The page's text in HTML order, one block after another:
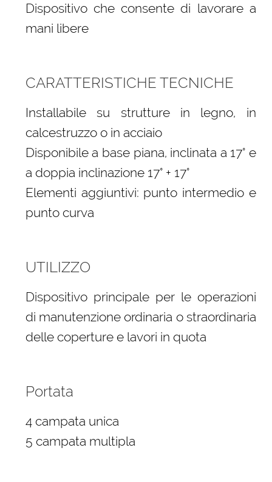
Dispositivo che consente di lavorare a
mani libere
CARATTERISTICHE TECNICHE
Installabile su strutture in legno, in
calcestruzzo o in acciaio
Disponibile a base piana, inclinata a 17° e
a doppia inclinazione 17° + 17°
Elementi aggiuntivi: punto intermedio e
punto curva
UTILIZZO
Dispositivo principale per le operazioni
di manutenzione ordinaria o straordinaria
delle coperture e lavori in quota
Portata
4 campata unica
5 campata multipla